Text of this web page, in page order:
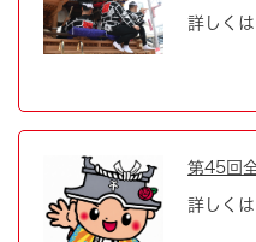
詳しくは
第45回
詳しくは